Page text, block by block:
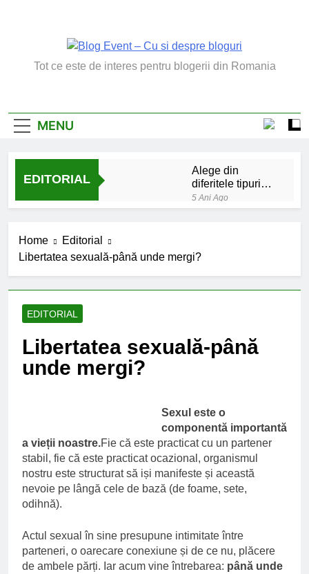
Blog Event – Cu Si
Tot ce este de interes pentru blogerii din Romania
MENU
EDITORIAL
Alege din
diferitele tipuri
de bratara de
argint
5 Ani Ago
Lucruri esentiale
invatate de la copilul
meu
Donald Trump
6 Ani Ago
Este posibil sa ne
iertam?
6 Ani Ago
Home
Editorial
Libertatea sexuală-până unde mergi?
EDITORIAL
Libertatea sexuală-până
unde mergi?
Sexul este o
componentă importantă
a vieții noastre.Fie că este practicat cu un partener
stabil, fie că este practicat ocazional, organismul
nostru este structurat să iși manifeste și această
nevoie pe lângă cele de bază (de foame, sete,
odihnă).
Actul sexual în sine presupune intimitate între
parteneri, o oarecare conexiune și de ce nu, plăcere
de ambele părți. Iar acum vine întrebarea: până unde